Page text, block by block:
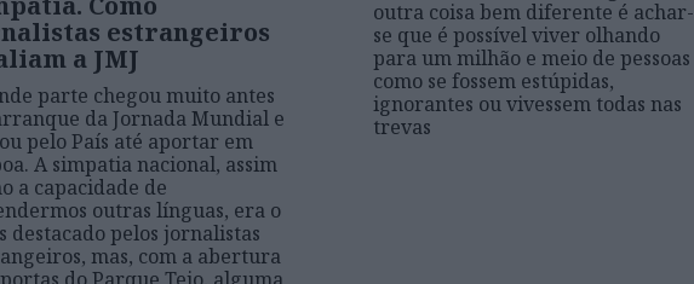
estrangeiros
a JMJ
parte chegou muito antes
da Jornada Mundial e
pelo País até aportar em
A simpatia nacional, assim
a capacidade de
outras línguas, era o
destacado pelos jornalistas
mas, com a abertura
outra coisa bem diferente é achar-
se que é possível viver olhando
para um milhão e meio de pessoas
como se fossem estúpidas,
ignorantes ou vivessem todas nas
trevas